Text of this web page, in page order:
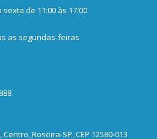
de 11:00 às 17:00
as segundas-feiras
Roseira-SP, CEP 12580-013